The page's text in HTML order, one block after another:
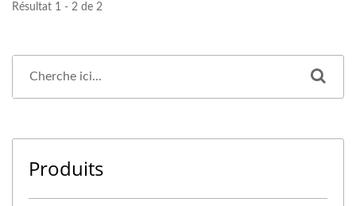
Résultat 1 - 2 de 2
Produits